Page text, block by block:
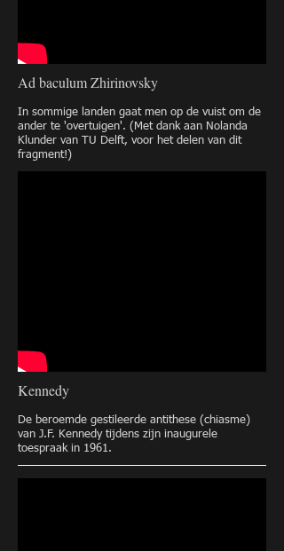
Ad baculum Zhirinovsky
In sommige landen gaat men op de vuist om de
ander te 'overtuigen'. (Met dank aan Nolanda
Klunder van TU Delft, voor het delen van dit
fragment!)
Kennedy
De beroemde gestileerde antithese (chiasme)
van J.F. Kennedy tijdens zijn inaugurele
toespraak in 1961.